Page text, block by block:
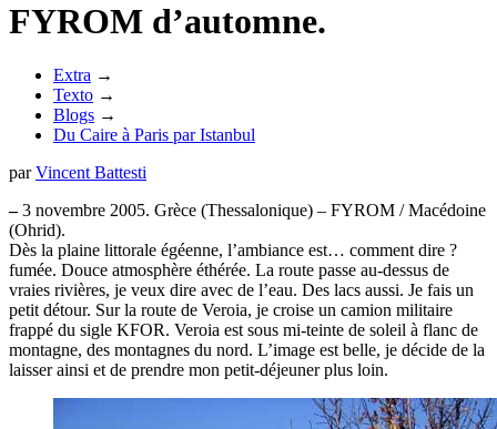
FYROM d’automne.
Extra →
Texto →
Blogs →
Du Caire à Paris par Istanbul
parVincent Battesti
–3 novembre 2005. Grèce (Thessalonique) – FYROM / Macédoine
(Ohrid).
Dès la plaine littorale égéenne, l’ambiance est… comment dire ?
fumée. Douce atmosphère éthérée. La route passe au-dessus de
vraies rivières, je veux dire avec de l’eau. Des lacs aussi. Je fais un
petit détour. Sur la route de Veroia, je croise un camion militaire
frappé du sigle KFOR. Veroia est sous mi-teinte de soleil à flanc de
montagne, des montagnes du nord. L’image est belle, je décide de la
laisser ainsi et de prendre mon petit-déjeuner plus loin.